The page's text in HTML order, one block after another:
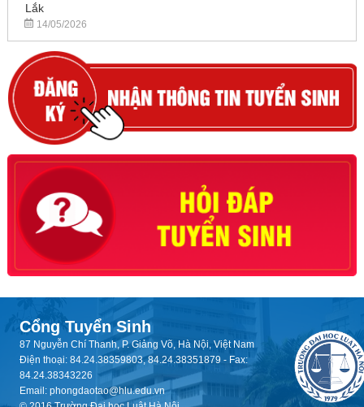
Lắk
14/05/2026
Cổng Tuyển Sinh
87 Nguyễn Chí Thanh, P. Giảng Võ, Hà Nội, Việt Nam
Điện thoại: 84.24.38359803, 84.24.38351879 - Fax:
84.24.38343226
Email: phongdaotao@hlu.edu.vn